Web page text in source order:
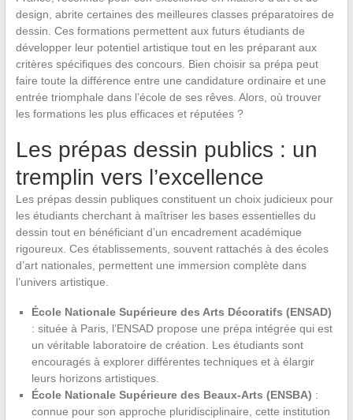
design, abrite certaines des meilleures classes préparatoires de
dessin. Ces formations permettent aux futurs étudiants de
développer leur potentiel artistique tout en les préparant aux
critères spécifiques des concours. Bien choisir sa prépa peut
faire toute la différence entre une candidature ordinaire et une
entrée triomphale dans l’école de ses rêves. Alors, où trouver
les formations les plus efficaces et réputées ?
Les prépas dessin publics : un
tremplin vers l’excellence
Les prépas dessin publiques constituent un choix judicieux pour
les étudiants cherchant à maîtriser les bases essentielles du
dessin tout en bénéficiant d’un encadrement académique
rigoureux. Ces établissements, souvent rattachés à des écoles
d’art nationales, permettent une immersion complète dans
l’univers artistique.
École Nationale Supérieure des Arts Décoratifs (ENSAD)
: située à Paris, l’ENSAD propose une prépa intégrée qui est
un véritable laboratoire de création. Les étudiants sont
encouragés à explorer différentes techniques et à élargir
leurs horizons artistiques.
École Nationale Supérieure des Beaux-Arts (ENSBA) :
connue pour son approche pluridisciplinaire, cette institution